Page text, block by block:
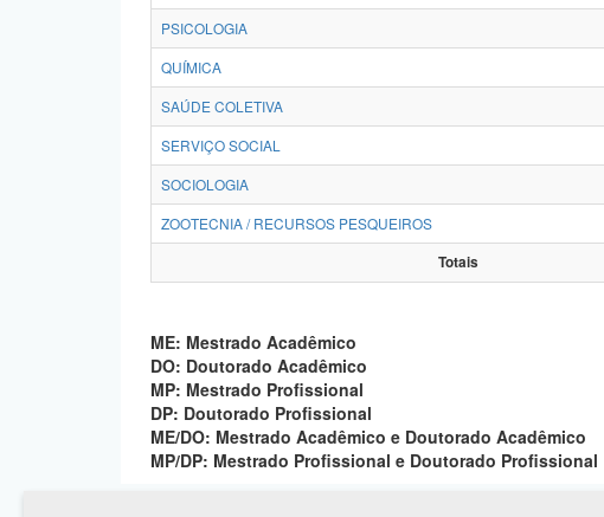
PSICOLOGIA
QUÍMICA
SAÚDE COLETIVA
SERVIÇO SOCIAL
SOCIOLOGIA
ZOOTECNIA / RECURSOS PESQUEIROS
Totais
ME: Mestrado Acadêmico
DO: Doutorado Acadêmico
MP: Mestrado Profissional
DP: Doutorado Profissional
ME/DO: Mestrado Acadêmico e Doutorado Acadêmico
MP/DP: Mestrado Profissional e Doutorado Profissional